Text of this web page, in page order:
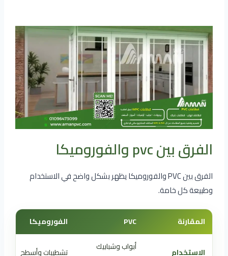
الفرق بين pvc والفوروميكا
الفرق بين PVC والفوروميكا يظهر بشكل واضح في الاستخدام
وطبيعة كل خامة.
المقارنة PVC الفوروميكا
الاستخدام
أبواب وشبابيك
تشطيبات وأسطح